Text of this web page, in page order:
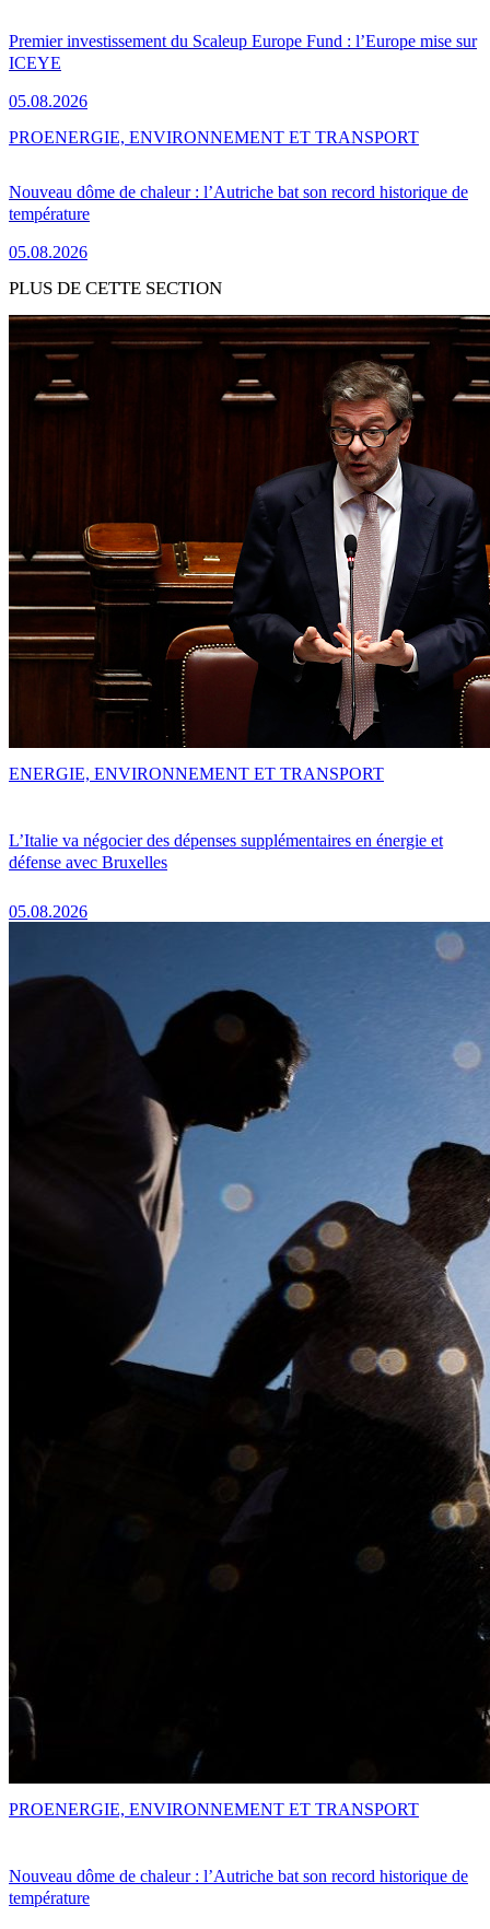
Premier investissement du Scaleup Europe Fund : l’Europe mise sur
ICEYE
05.08.2026
Nouveau dôme de chaleur : l’Autriche bat son record historique de
température
05.08.2026
PROENERGIE, ENVIRONNEMENT ET TRANSPORT
PLUS DE CETTE SECTION
L’Italie va négocier des dépenses supplémentaires en énergie et
défense avec Bruxelles
05.08.2026
ENERGIE, ENVIRONNEMENT ET TRANSPORT
Nouveau dôme de chaleur : l’Autriche bat son record historique de
température
PROENERGIE, ENVIRONNEMENT ET TRANSPORT